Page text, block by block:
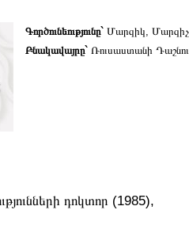
Գործունեությունը` Մարզիկ, Մարզիչ
Բնակավայրը` Ռուսաստանի
դոկտոր (1985),